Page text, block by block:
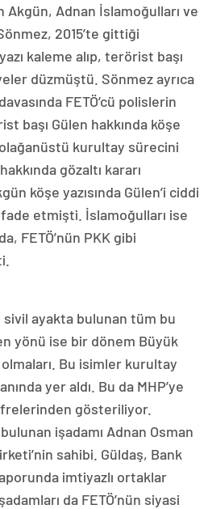
Akgün, Adnan İslamoğulları ve
2015’te gittiği
kaleme alıp, terörist başı
düzmüştü. Sönmez ayrıca
FETÖ’cü polislerin
başı Gülen hakkında köşe
olağanüstü kurultay sürecini
gözaltı kararı
köşe yazısında Gülen’i ciddi
etmişti. İslamoğulları ise
FETÖ’nün PKK gibi
sivil ayakta bulunan tüm bu
yönü ise bir dönem Büyük
Bu isimler kurultay
yer aldı. Bu da MHP’ye
gösteriliyor.
işadamı Adnan Osman
sahibi. Güldaş, Bank
imtiyazlı ortaklar
da FETÖ’nün siyasi